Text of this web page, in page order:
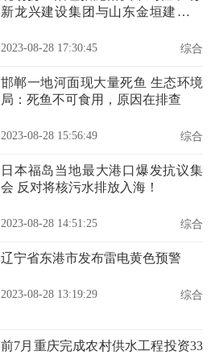
新龙兴建设集团与山东金垣建工违
2023-08-28 17:30:45 综合
邯郸一地河面现大量死鱼 生态环境
局：死鱼不可食用，原因在排查
2023-08-28 15:56:49 综合
日本福岛当地最大港口爆发抗议集
会 反对将核污水排放入海！
2023-08-28 14:51:25 综合
辽宁省东港市发布雷电黄色预警
2023-08-28 13:19:29 综合
前7月重庆完成农村供水工程投资33